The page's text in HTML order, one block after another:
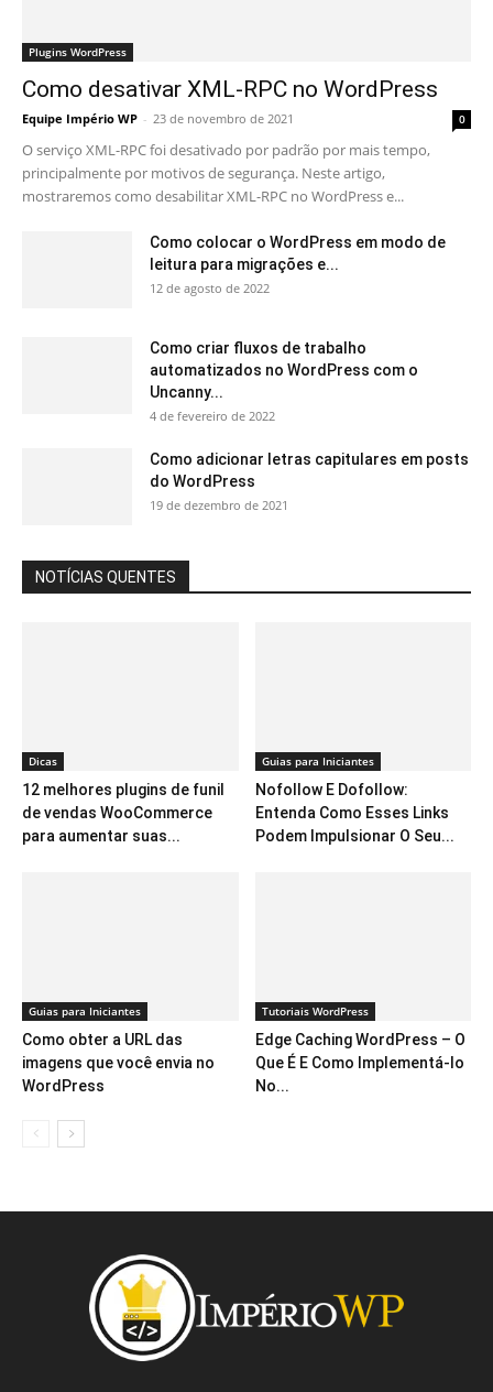
Plugins WordPress
Como desativar XML-RPC no WordPress
Equipe Império WP - 23 de novembro de 2021 0
O serviço XML-RPC foi desativado por padrão por mais tempo,
principalmente por motivos de segurança. Neste artigo,
mostraremos como desabilitar XML-RPC no WordPress e...
Como colocar o WordPress em modo de
leitura para migrações e...
12 de agosto de 2022
Como criar fluxos de trabalho
automatizados no WordPress com o
Uncanny...
4 de fevereiro de 2022
Como adicionar letras capitulares em posts
do WordPress
19 de dezembro de 2021
NOTÍCIAS QUENTES
Dicas
12 melhores plugins de funil
de vendas WooCommerce
para aumentar suas...
Guias para Iniciantes
Nofollow E Dofollow:
Entenda Como Esses Links
Podem Impulsionar O Seu...
Guias para Iniciantes
Como obter a URL das
imagens que você envia no
WordPress
Tutoriais WordPress
Edge Caching WordPress – O
Que É E Como Implementá-lo
No...